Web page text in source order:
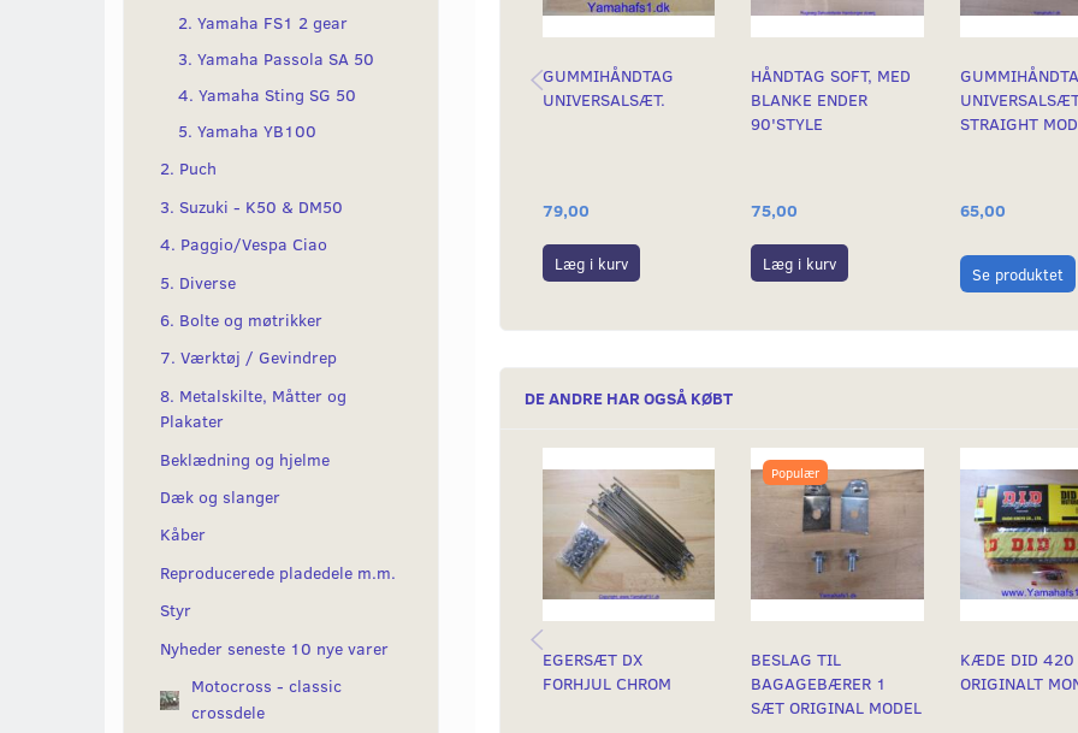
2. Yamaha FS1 2 gear
3. Yamaha Passola SA 50
4. Yamaha Sting SG 50
5. Yamaha YB100
2. Puch
3. Suzuki - K50 & DM50
4. Paggio/Vespa Ciao
5. Diverse
6. Bolte og møtrikker
7. Værktøj / Gevindrep
8. Metalskilte, Måtter og
Plakater
Beklædning og hjelme
Dæk og slanger
Kåber
Reproducerede pladedele m.m.
Styr
Nyheder seneste 10 nye varer
Motocross - classic
crossdele
GUMMIHÅNDTAG
UNIVERSALSÆT.
79,00
Læg i kurv
HÅNDTAG SOFT, MED
BLANKE ENDER
90'STYLE
75,00
Læg i kurv
STRAIGHT
65,00
Se produktet
DE ANDRE HAR OGSÅ KØBT
EGERSÆT DX
FORHJUL CHROM
Populær
BESLAG TIL
BAGAGEBÆRER 1
SÆT ORIGINAL MODEL
KÆDE DID 420
ORIGINALT